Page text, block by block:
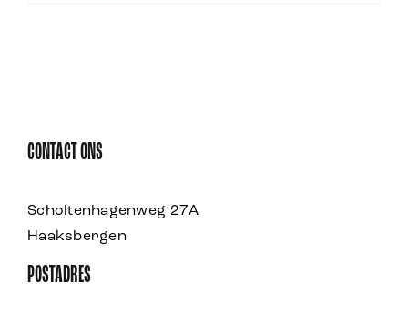
CONTACT ONS
Scholtenhagenweg 27A
Haaksbergen
POSTADRES